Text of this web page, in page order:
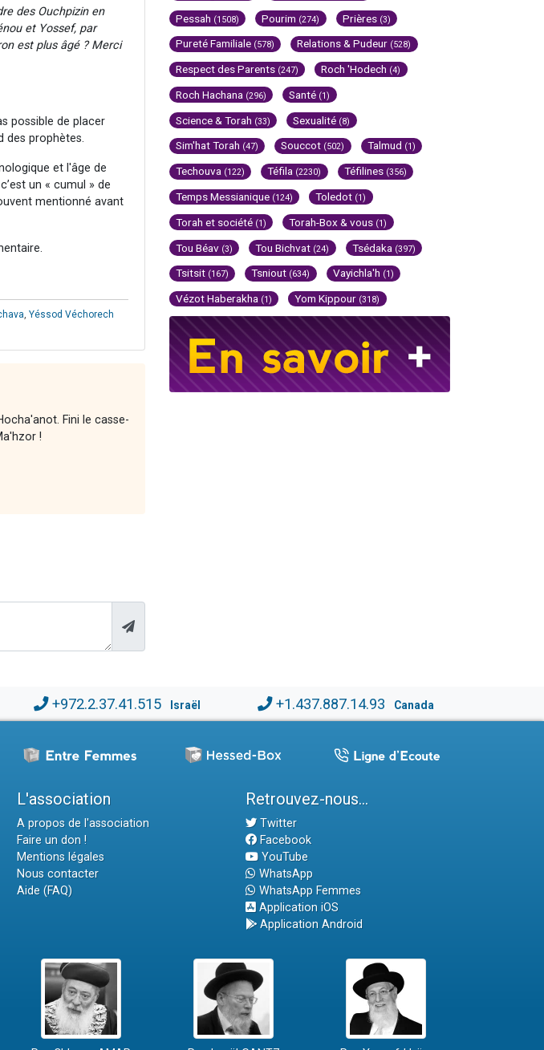
des Ouchpizin en
et Yossef, par
est plus âgé ? Merci
possible de placer
des prophètes.
et l'âge de
un « cumul » de
mentionné avant
Yéssod Véchorech
Fini le casse-
!
Pessah (1508) Pourim (274) Prières (3)
Pureté Familiale (578) Relations & Pudeur (528)
Respect des Parents (247) Roch 'Hodech (4)
Roch Hachana (296) Santé (1)
Science & Torah (33) Sexualité (8)
Sim'hat Torah (47) Souccot (502) Talmud (1)
Techouva (122) Téfila (2230) Téfilines (356)
Temps Messianique (124) Toledot (1)
Torah et société (1) Torah-Box & vous (1)
Tou Béav (3) Tou Bichvat (24) Tsédaka (397)
Tsitsit (167) Tsniout (634) Vayichla'h (1)
Vézot Haberakha (1) Yom Kippour (318)
+972.2.37.41.515 Israël +1.437.887.14.93 Canada
L'association
A propos de l'association
Faire un don !
Mentions légales
Nous contacter
Aide (FAQ)
Retrouvez-nous...
Twitter
Facebook
YouTube
WhatsApp
WhatsApp Femmes
Application iOS
Application Android